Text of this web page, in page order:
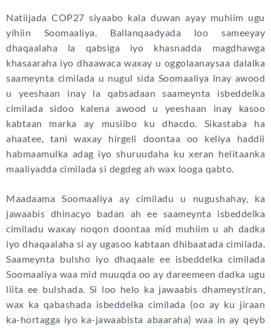
Natiijada COP27 siyaabo kala duwan ayay muhiim ugu
yihiin Soomaaliya. Ballanqaadyada loo sameeyay
dhaqaalaha la qabsiga iyo khasnadda magdhawga
khasaaraha iyo dhaawaca waxay u oggolaanaysaa dalalka
saameynta cimilada u nugul sida Soomaaliya inay awood
u yeeshaan inay la qabsadaan saameynta isbeddelka
cimilada sidoo kalena awood u yeeshaan inay kasoo
kabtaan marka ay musiibo ku dhacdo. Sikastaba ha
ahaatee, tani waxay hirgeli doontaa oo keliya haddii
habmaamulka adag iyo shuruudaha ku xeran helitaanka
maaliyadda cimilada si degdeg ah wax looga qabto.
Maadaama Soomaaliya ay cimiladu u nugushahay, ka
jawaabis dhinacyo badan ah ee saameynta isbeddelka
cimiladu waxay noqon doontaa mid muhiim u ah dadka
iyo dhaqaalaha si ay ugasoo kabtaan dhibaatada cimilada.
Saameynta bulsho iyo dhaqaale ee isbeddelka cimilada
Soomaaliya waa mid muuqda oo ay dareemeen dadka ugu
liita ee bulshada. Si loo helo ka jawaabis dhameystiran,
wax ka qabashada isbeddelka cimilada (oo ay ku jiraan
ka-hortagga iyo ka-jawaabista abaaraha) waa in ay qeyb